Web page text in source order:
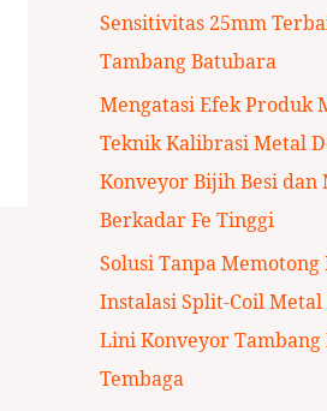
Sensitivitas 25mm
Tambang Batubara
Mengatasi Efek Produk
Teknik Kalibrasi Metal
Konveyor Bijih Besi dan
Berkadar Fe Tinggi
Solusi Tanpa
Instalasi Split-Coil
Lini Konveyor Tambang
Tembaga